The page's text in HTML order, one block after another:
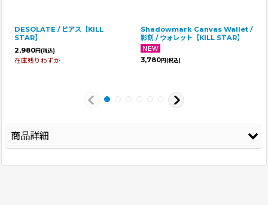
DESOLATE / ピアス【KILL
STAR】
2,980円 (税込)
在庫残りわずか
Shadowmark Canvas Wallet /
影刻 / ウォレット【KILL STAR】
3,780円 (税込)
商品詳細
登録年 2025